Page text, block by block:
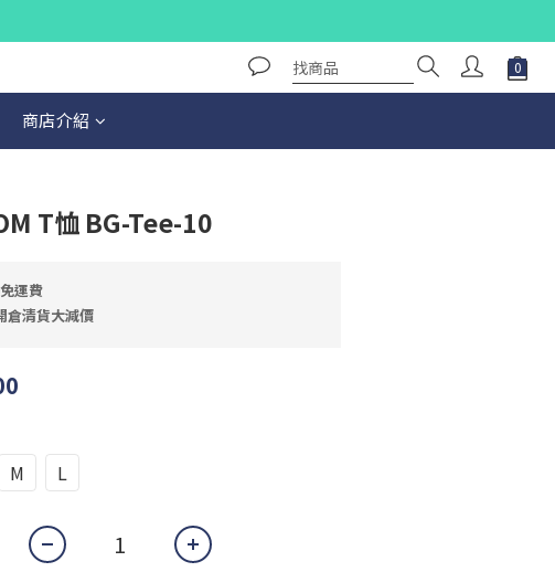
商店介紹
T恤 BG-Tee-10
運費
倉清貨大減價
M L